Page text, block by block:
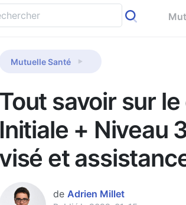
Mutuelle Santé
Tout savoir sur
Initiale + Niveau
visé et
de Adrien Millet